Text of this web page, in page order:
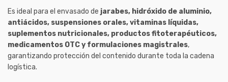
Es ideal para el envasado de jarabes, hidróxido de aluminio,
antiácidos, suspensiones orales, vitaminas líquidas,
suplementos nutricionales, productos fitoterapéuticos,
medicamentos OTC y formulaciones magistrales,
garantizando protección del contenido durante toda la cadena
logística.